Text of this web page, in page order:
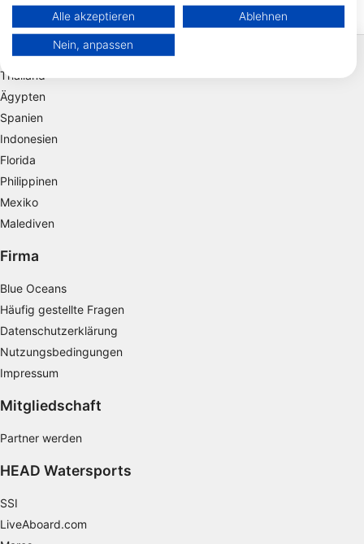
Beliebte Reiseziele
Thailand
Ägypten
Spanien
Indonesien
Florida
Philippinen
Mexiko
Malediven
Firma
Blue Oceans
Häufig gestellte Fragen
Datenschutzerklärung
Nutzungsbedingungen
Impressum
Mitgliedschaft
Partner werden
HEAD Watersports
SSI
LiveAboard.com
personalisierter Inhalte. Messung der Werbeleistung. Messung der
Performance von Inhalten. Analyse von Zielgruppen durch Statistiken
oder Kombinationen von Daten aus verschiedenen Quellen. Entwicklung
und Verbesserung der Angebote. Verwendung reduzierter Daten zur
Auswahl von Inhalten.
Weitere Infos zur Datennutzung durch Google findest du hier:
https://business.safety.google/privacy/
Daten können außerhalb der Europäischen Union weitergegeben und in
die USA gesendet werden.
Ihre Einwilligung und die cookie Richtlinie gelten ausschließlich für diese
Website/App.
Partnerliste anzeigen (1 IAB-Anbieter)
Wir nutzen Ihre Daten für folgende Zwecke:
IAB-Verarbeitungszwecke:
von Werbeanzeigen
Erstellung von Profilen für personalisierte
Verwendung von Profilen zur Auswahl
von Inhalten
Verwendung von Profilen zur Auswahl
personalisierter Inhalte
Alle akzeptieren Ablehnen
Nein, anpassen